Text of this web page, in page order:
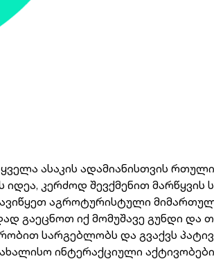
ასაკის ადამიანისთვის
კერძოდ შევქმენით
აგროტურისტული
გაეცნოთ იქ მომუშავე გუნდი და
სარგებლობს და გვაქვს
ინტერაქციული